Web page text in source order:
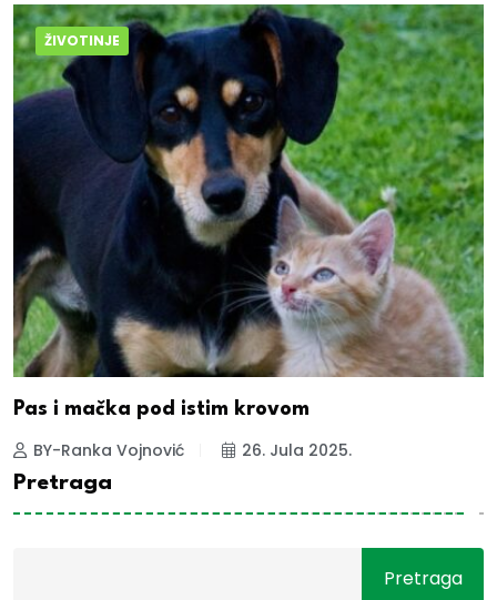
ŽIVOTINJE
Pas i mačka pod istim krovom
BY-Ranka Vojnović
26. Jula 2025.
Pretraga
Pretraga